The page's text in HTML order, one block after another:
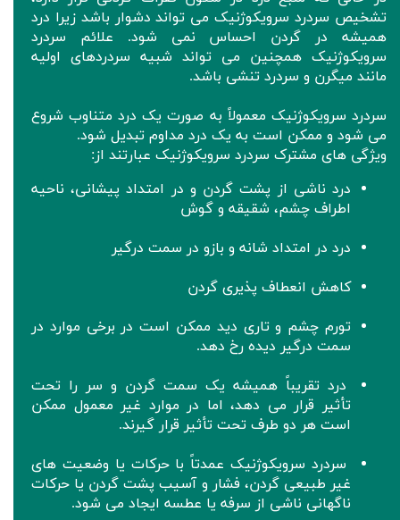
تشخیص سردرد سرویکوژنیک می تواند دشوار باشد زیرا درد
همیشه در گردن احساس نمی شود. علائم سردرد
سرویکوژنیک همچنین می تواند شبیه سردردهای اولیه
مانند میگرن و سردرد تنشی باشد.
سردرد سرویکوژنیک معمولاً به صورت یک درد متناوب شروع
می شود و ممکن است به یک درد مداوم تبدیل شود.
ویژگی های مشترک سردرد سرویکوژنیک عبارتند از:
درد ناشی از پشت گردن و در امتداد پیشانی، ناحیه
اطراف چشم، شقیقه و گوش
درد در امتداد شانه و بازو در سمت درگیر
کاهش انعطاف پذیری گردن
تورم چشم و تاری دید ممکن است در برخی موارد در
سمت درگیر دیده رخ دهد.
درد تقریباً همیشه یک سمت گردن و سر را تحت
تأثیر قرار می دهد، اما در موارد غیر معمول ممکن
است هر دو طرف تحت تأثیر قرار گیرند.
سردرد سرویکوژنیک عمدتاً با حرکات یا وضعیت های
غیر طبیعی گردن، فشار و آسیب پشت گردن یا حرکات
ناگهانی ناشی از سرفه یا عطسه ایجاد می شود.